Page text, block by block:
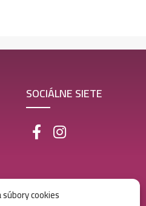
cookies
SOCIÁLNE SIETE